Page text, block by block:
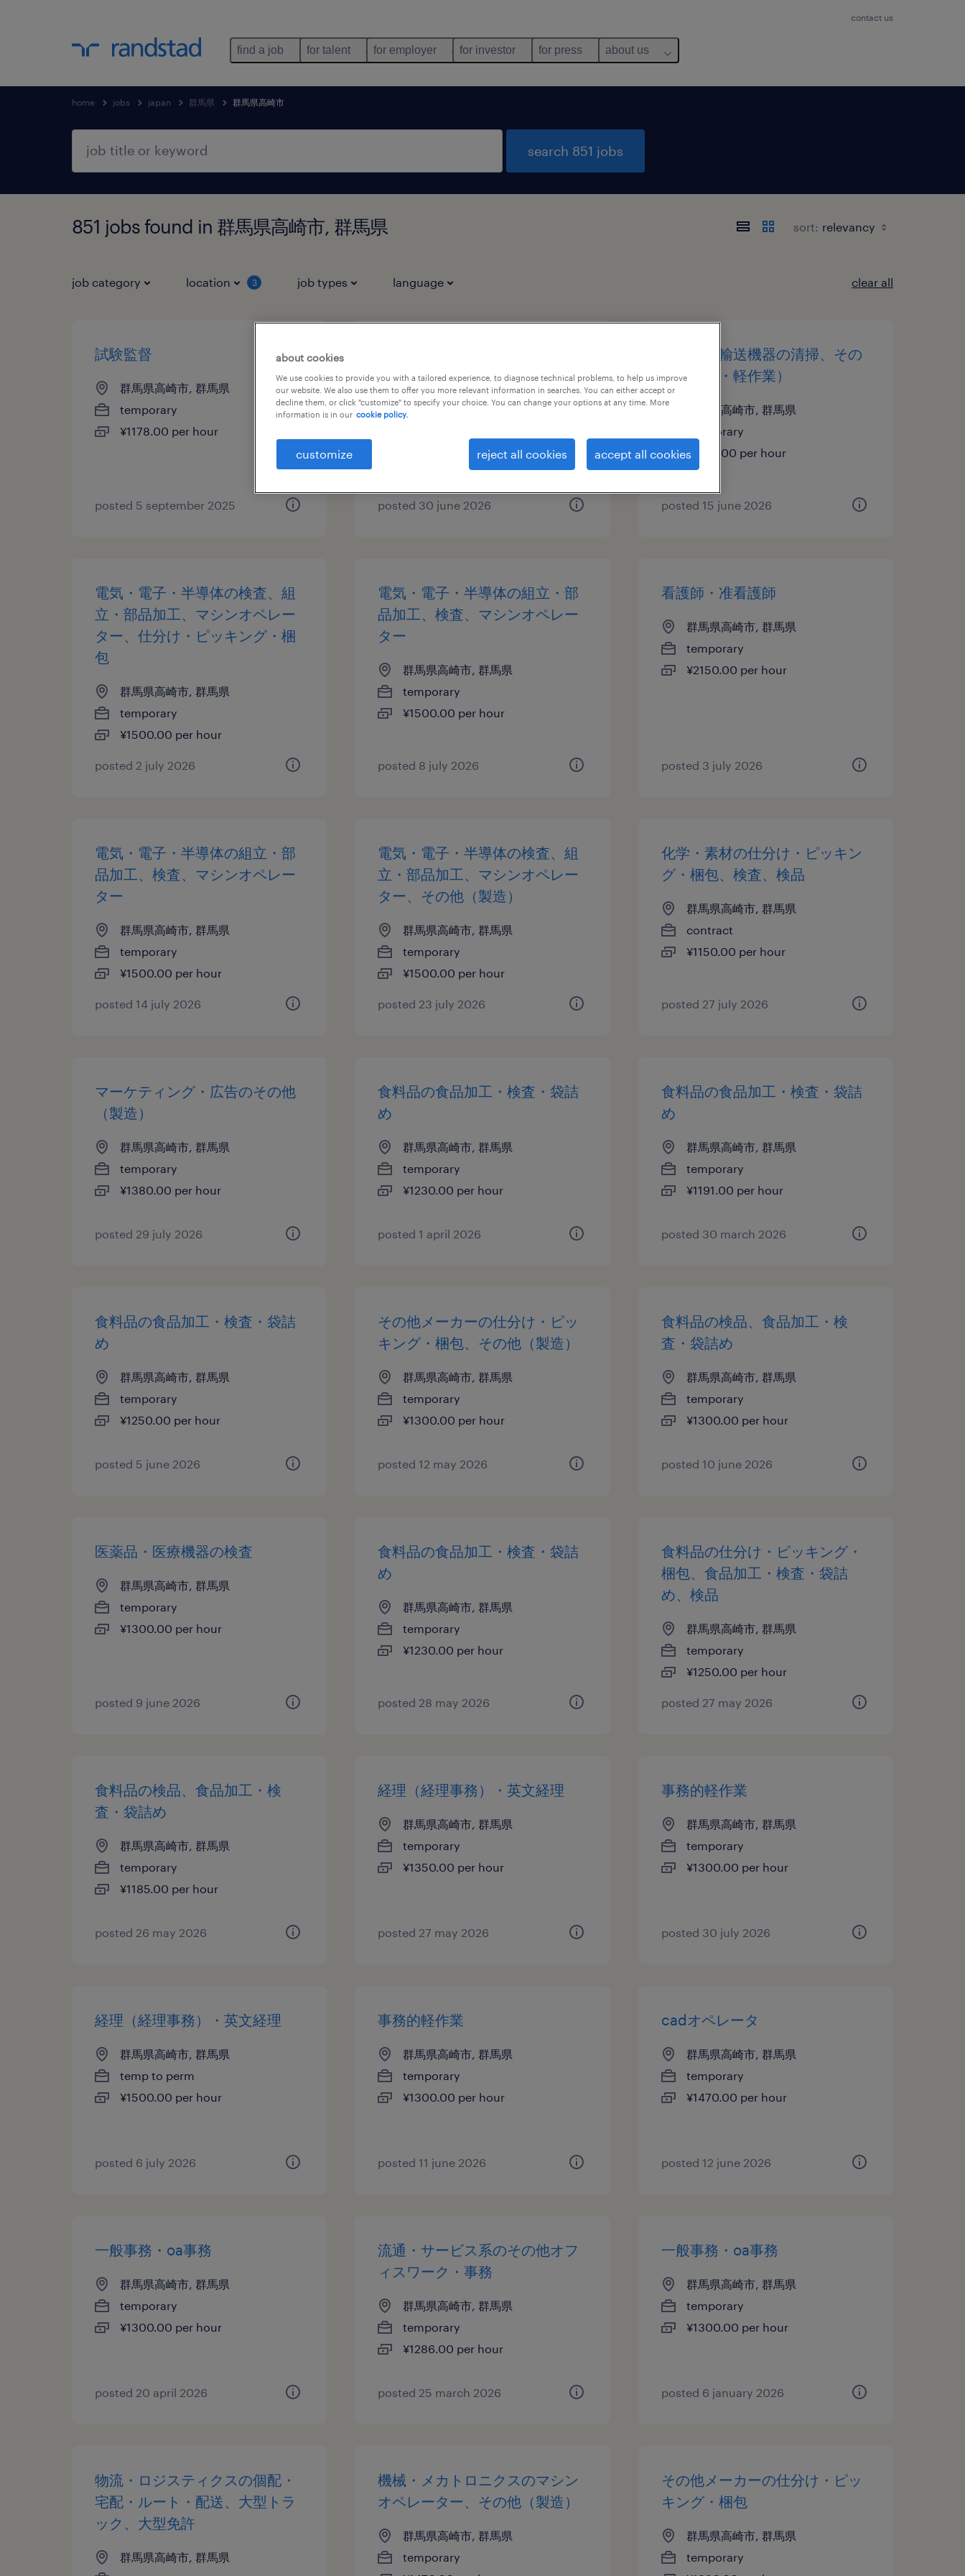
contact us
find a job for talent for employer for investor for press about us
home jobs japan 群馬県 群馬県高崎市
search 851 jobs
851 jobs found in 群馬県高崎市, 群馬県 sort:
job category location 3 job types language clear all
試験監督
群馬県高崎市, 群馬県
temporary
¥1178.00 per hour
posted 5 september 2025
理、食品加工・検査・袋詰め、
仕分け・ピッキング・梱包
¥1200.00 per hour
posted 30 june 2026
自動車・輸送機器の清掃、その
他（倉庫・軽作業）
群馬県高崎市, 群馬県
temporary
¥1243.00 per hour
posted 15 june 2026
電気・電子・半導体の検査、組
立・部品加工、マシンオペレー
ター、仕分け・ピッキング・梱
包
群馬県高崎市, 群馬県
temporary
¥1500.00 per hour
posted 2 july 2026
電気・電子・半導体の組立・部
品加工、検査、マシンオペレー
ター
群馬県高崎市, 群馬県
temporary
¥1500.00 per hour
posted 8 july 2026
看護師・准看護師
群馬県高崎市, 群馬県
temporary
¥2150.00 per hour
posted 3 july 2026
電気・電子・半導体の組立・部
品加工、検査、マシンオペレー
ター
群馬県高崎市, 群馬県
temporary
¥1500.00 per hour
posted 14 july 2026
電気・電子・半導体の検査、組
立・部品加工、マシンオペレー
ター、その他（製造）
群馬県高崎市, 群馬県
temporary
¥1500.00 per hour
posted 23 july 2026
化学・素材の仕分け・ピッキン
グ・梱包、検査、検品
群馬県高崎市, 群馬県
contract
¥1150.00 per hour
posted 27 july 2026
マーケティング・広告のその他
（製造）
群馬県高崎市, 群馬県
temporary
¥1380.00 per hour
posted 29 july 2026
食料品の食品加工・検査・袋詰
め
群馬県高崎市, 群馬県
temporary
¥1230.00 per hour
posted 1 april 2026
食料品の食品加工・検査・袋詰
め
群馬県高崎市, 群馬県
temporary
¥1191.00 per hour
posted 30 march 2026
食料品の食品加工・検査・袋詰
め
群馬県高崎市, 群馬県
temporary
¥1250.00 per hour
posted 5 june 2026
その他メーカーの仕分け・ピッ
キング・梱包、その他（製造）
群馬県高崎市, 群馬県
temporary
¥1300.00 per hour
posted 12 may 2026
食料品の検品、食品加工・検
査・袋詰め
群馬県高崎市, 群馬県
temporary
¥1300.00 per hour
posted 10 june 2026
医薬品・医療機器の検査
群馬県高崎市, 群馬県
temporary
¥1300.00 per hour
posted 9 june 2026
食料品の食品加工・検査・袋詰
め
群馬県高崎市, 群馬県
temporary
¥1230.00 per hour
posted 28 may 2026
食料品の仕分け・ピッキング・
梱包、食品加工・検査・袋詰
め、検品
群馬県高崎市, 群馬県
temporary
¥1250.00 per hour
posted 27 may 2026
食料品の検品、食品加工・検
査・袋詰め
群馬県高崎市, 群馬県
temporary
¥1185.00 per hour
posted 26 may 2026
経理（経理事務）・英文経理
群馬県高崎市, 群馬県
temporary
¥1350.00 per hour
posted 27 may 2026
事務的軽作業
群馬県高崎市, 群馬県
temporary
¥1300.00 per hour
posted 30 july 2026
経理（経理事務）・英文経理
群馬県高崎市, 群馬県
temp to perm
¥1500.00 per hour
posted 6 july 2026
事務的軽作業
群馬県高崎市, 群馬県
temporary
¥1300.00 per hour
posted 11 june 2026
cadオペレータ
群馬県高崎市, 群馬県
temporary
¥1470.00 per hour
posted 12 june 2026
一般事務・oa事務
群馬県高崎市, 群馬県
temporary
¥1300.00 per hour
posted 20 april 2026
流通・サービス系のその他オフ
ィスワーク・事務
群馬県高崎市, 群馬県
temporary
¥1286.00 per hour
posted 25 march 2026
一般事務・oa事務
群馬県高崎市, 群馬県
temporary
¥1300.00 per hour
posted 6 january 2026
物流・ロジスティクスの個配・
宅配・ルート・配送、大型トラ
ック、大型免許
群馬県高崎市, 群馬県
機械・メカトロニクスのマシン
オペレーター、その他（製造）
群馬県高崎市, 群馬県
temporary
その他メーカーの仕分け・ピッ
キング・梱包
群馬県高崎市, 群馬県
temporary
about cookies
We use cookies to provide you with a tailored experience, to diagnose technical problems, to help us improve
our website. We also use them to offer you more relevant information in searches. You can either accept or
decline them, or click "customize" to specify your choice. You can change your options at any time. More
information is in our cookie policy.
customize reject all cookies accept all cookies